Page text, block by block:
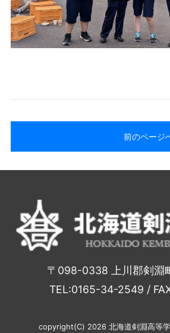
前のページ
〒098-0338 上川郡剣淵
TEL:0165-34-2549 /
copyright(C) 2026 北海道剣淵高等